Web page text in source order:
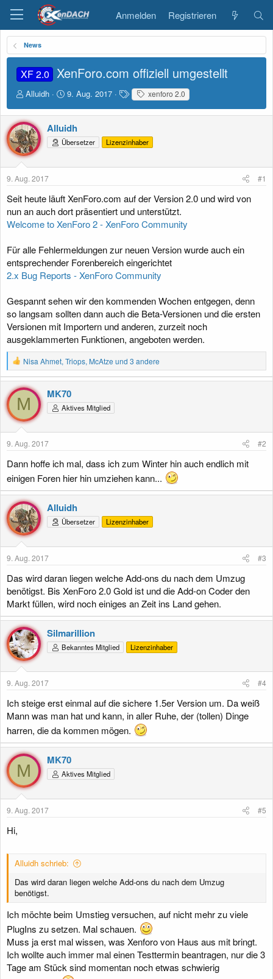
Anmelden Registrieren
News
XF 2.0 XenForo.com offiziell umgestellt
E
s
t
e
l
l
e
r
Alluidh
E
s
t
e
l
t
9. Aug. 2017
S
c
h
a
g
o
e
xenforo 2.0
Alluidh
Übersetzer Lizenzinhaber
9. Aug. 2017 #1
Seit heute läuft XenForo.com auf der Version 2.0 und wird von
nun an auch dort präsentiert und unterstützt.
Welcome to XenForo 2 - XenForo Community
Für alle Fehlermeldungen zur neuen Version wurde auch ein
entsprechender Forenbereich eingerichtet
2.x Bug Reports - XenForo Community
Gespannt sehen wir den kommenden Wochen entgegen, denn
so langsam sollten dann auch die Beta-Versionen und die ersten
Versionen mit Importern und anderen, zurzeit noch
ausgeklammerten Funktionen, angeboten werden.
R
e
a
k
i
o
n
n
Nisa Ahmet, Triops, McAtze und 3 andere
M
MK70
Aktives Mitglied
9. Aug. 2017 #2
Dann hoffe ich mal, dass ich zum Winter hin auch endlich mit
einigen Foren hier hin umziehen kann...
Alluidh
Übersetzer Lizenzinhaber
9. Aug. 2017 #3
Das wird daran liegen welche Add-ons du nach dem Umzug
benötigst. Bis XenForo 2.0 Gold ist und die Add-on Coder den
Markt füllen, wird noch einiges an Zeit ins Land gehen.
Silmarillion
Bekanntes Mitglied Lizenzinhaber
9. Aug. 2017 #4
Ich steige erst einmal auf die sichere 1.5er Version um. Da weiß
Mann was man hat und kann, in aller Ruhe, der (tollen) Dinge
harren, die da kommen mögen.
M
MK70
Aktives Mitglied
9. Aug. 2017 #5
Hi,
Alluidh schrieb:
Das wird daran liegen welche Add-ons du nach dem Umzug
benötigst.
Ich möchte beim Umstieg versuchen, auf nicht mehr zu viele
PlugIns zu setzen. Mal schauen.
Muss ja erst mal wissen, was Xenforo von Haus aus mit bringt.
Ich wollte auch immer mal einen Testtermin beantragen, nur die 3
Tage am Stück sind momentan noch etwas schwierig